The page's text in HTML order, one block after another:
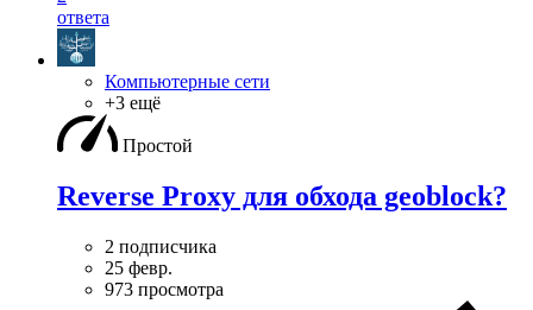
ответа
Компьютерные сети
+3 ещё
Простой
Reverse Proxy для обхода geoblock?
2 подписчика
25 февр.
973 просмотра